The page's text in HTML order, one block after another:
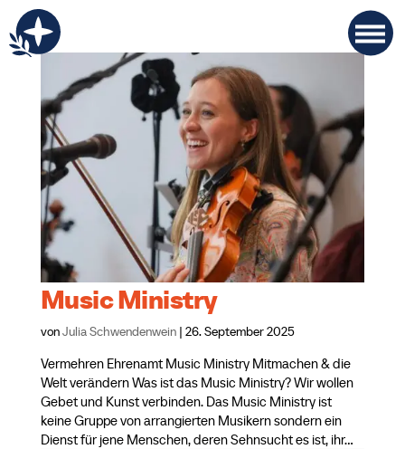
Music Ministry
vonJulia Schwendenwein| 26. September 2025
Vermehren Ehrenamt Music Ministry Mitmachen & die
Welt verändern Was ist das Music Ministry? Wir wollen
Gebet und Kunst verbinden. Das Music Ministry ist
keine Gruppe von arrangierten Musikern sondern ein
Dienst für jene Menschen, deren Sehnsucht es ist, ihr...